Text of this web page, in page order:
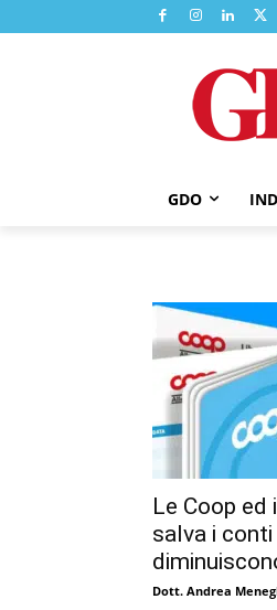
GDO
Le Coop
salva i
Dott. Andrea